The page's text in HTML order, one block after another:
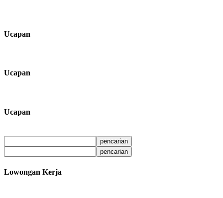
Ucapan
Ucapan
Ucapan
Lowongan Kerja